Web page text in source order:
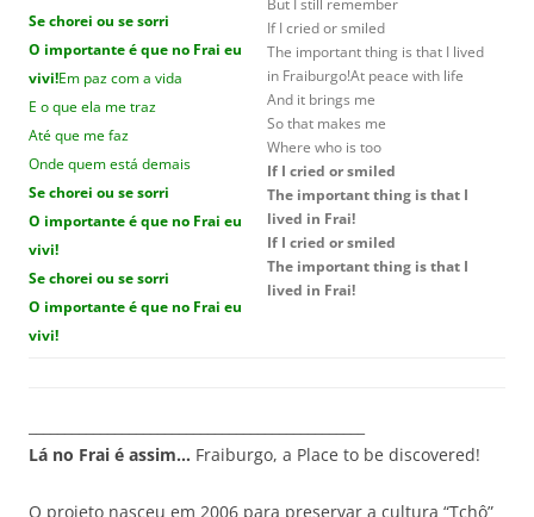
Se chorei ou se sorri
O importante é que no Frai eu
vivi!Em paz com a vida
E o que ela me traz
Até que me faz
Onde quem está demais
Se chorei ou se sorri
O importante é que no Frai eu
vivi!
Se chorei ou se sorri
O importante é que no Frai eu
vivi!
If I cried or smiled
The important thing is that I lived
in Fraiburgo!At peace with life
And it brings me
So that makes me
Where who is too
If I cried or smiled
The important thing is that I
lived in Frai!
If I cried or smiled
The important thing is that I
lived in Frai!
Lá no Frai é assim… Fraiburgo, a Place to be discovered!
O projeto nasceu em 2006 para preservar a cultura “Tchô”